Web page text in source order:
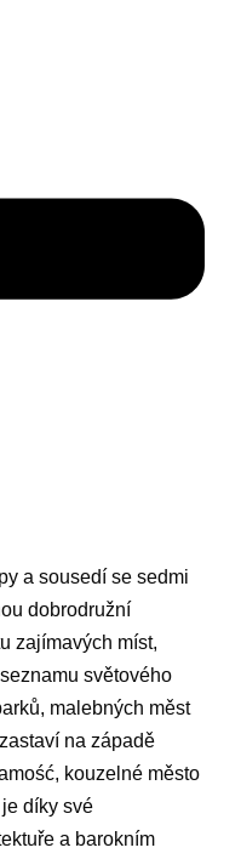
a sousedí se sedmi
dobrodružní
zajímavých míst,
světového
malebných měst
na západě
kouzelné město
díky své
a barokním